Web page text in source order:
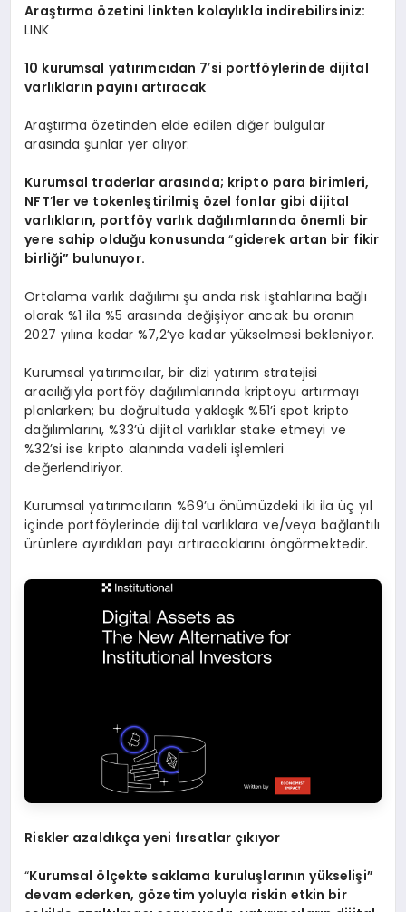
Araştırma özetini linkten kolaylıkla indirebilirsiniz:
LINK
10 kurumsal yatırımcıdan 7’si portföylerinde dijital
varlıkların payını artıracak
Araştırma özetinden elde edilen diğer bulgular
arasında şunlar yer alıyor:
Kurumsal traderlar arasında; kripto para birimleri,
NFT’ler ve tokenleştirilmiş özel fonlar gibi dijital
varlıkların, portföy varlık dağılımlarında önemli bir
yere sahip olduğu konusunda“giderek artan bir fikir
birliği” bulunuyor.
Ortalama varlık dağılımı şu anda risk iştahlarına bağlı
olarak %1 ila %5 arasında değişiyor ancak bu oranın
2027 yılına kadar %7,2’ye kadar yükselmesi bekleniyor.
Kurumsal yatırımcılar, bir dizi yatırım stratejisi
aracılığıyla portföy dağılımlarında kriptoyu artırmayı
planlarken; bu doğrultuda yaklaşık %51’i spot kripto
dağılımlarını, %33’ü dijital varlıklar stake etmeyi ve
%32’si ise kripto alanında vadeli işlemleri
değerlendiriyor.
Kurumsal yatırımcıların %69’u önümüzdeki iki ila üç yıl
içinde portföylerinde dijital varlıklara ve/veya bağlantılı
ürünlere ayırdıkları payı artıracaklarını öngörmektedir.
Riskler azaldıkça yeni fırsatlar çıkıyor
“Kurumsal ölçekte saklama kuruluşlarının yükselişi”
devam ederken, gözetim yoluyla riskin etkin bir